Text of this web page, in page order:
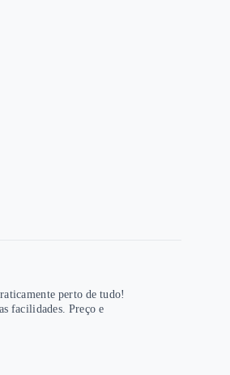
perto de tudo!
facilidades. Preço e